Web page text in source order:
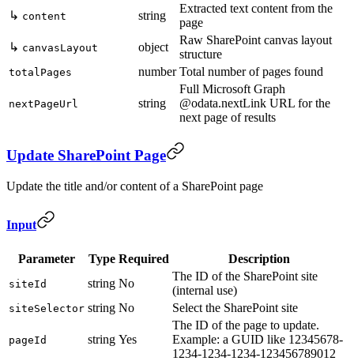
↳ content string
Extracted text content from the
page
↳ canvasLayout object
Raw SharePoint canvas layout
structure
totalPages number Total number of pages found
nextPageUrl string
Full Microsoft Graph
@odata.nextLink URL for the
next page of results
Update SharePoint Page
Update the title and/or content of a SharePoint page
Input
Parameter Type Required Description
siteId string No
The ID of the SharePoint site
(internal use)
siteSelector string No Select the SharePoint site
pageId string Yes
The ID of the page to update.
Example: a GUID like 12345678-
1234-1234-1234-123456789012